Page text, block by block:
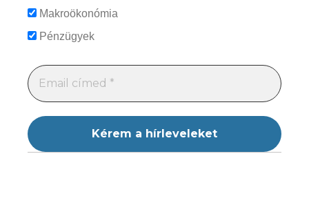
Makroökonómia
Pénzügyek